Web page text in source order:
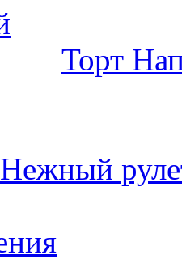
Торт
Нежный